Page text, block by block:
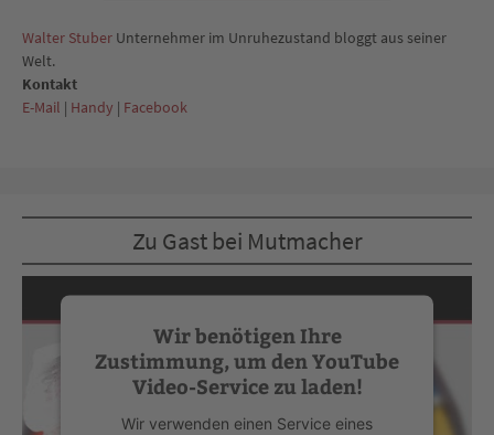
Walter Stuber Unternehmer im Unruhezustand bloggt aus seiner
Welt.
Kontakt
E-Mail | Handy | Facebook
Zu Gast bei Mutmacher
Wir benötigen Ihre
Zustimmung, um den YouTube
Video-Service zu laden!
Wir verwenden einen Service eines